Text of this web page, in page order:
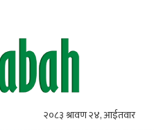
२०८३ श्रावण २४, आईतवार